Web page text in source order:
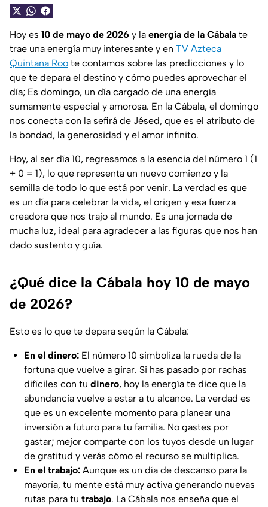
Hoy es 10 de mayo de 2026 y la energía de la Cábala te
trae una energía muy interesante y en TV Azteca
Quintana Roo te contamos sobre las predicciones y lo
que te depara el destino y cómo puedes aprovechar el
día; Es domingo, un día cargado de una energía
sumamente especial y amorosa. En la Cábala, el domingo
nos conecta con la sefirá de Jésed, que es el atributo de
la bondad, la generosidad y el amor infinito.
Hoy, al ser día 10, regresamos a la esencia del número 1 (1
+ 0 = 1), lo que representa un nuevo comienzo y la
semilla de todo lo que está por venir. La verdad es que
es un día para celebrar la vida, el origen y esa fuerza
creadora que nos trajo al mundo. Es una jornada de
mucha luz, ideal para agradecer a las figuras que nos han
dado sustento y guía.
¿Qué dice la Cábala hoy 10 de mayo
de 2026?
Esto es lo que te depara según la Cábala:
En el dinero: El número 10 simboliza la rueda de la
fortuna que vuelve a girar. Si has pasado por rachas
difíciles con tu dinero, hoy la energía te dice que la
abundancia vuelve a estar a tu alcance. La verdad es
que es un excelente momento para planear una
inversión a futuro para tu familia. No gastes por
gastar; mejor comparte con los tuyos desde un lugar
de gratitud y verás cómo el recurso se multiplica.
En el trabajo: Aunque es un día de descanso para la
mayoría, tu mente está muy activa generando nuevas
rutas para tu trabajo. La Cábala nos enseña que el